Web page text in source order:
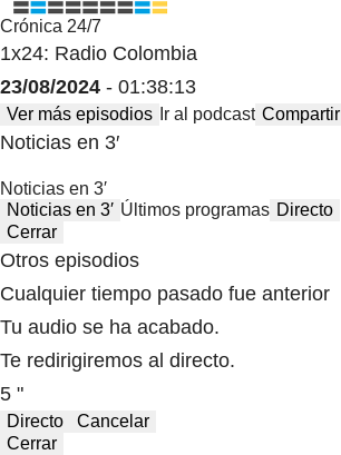
Crónica 24/7
1x24: Radio Colombia
23/08/2024 - 01:38:13
Ver más episodios Ir al podcast Compartir
Noticias en 3′
Noticias en 3′
Noticias en 3′ Últimos programas Directo
Cerrar
Otros episodios
Cualquier tiempo pasado fue anterior
Tu audio se ha acabado.
Te redirigiremos al directo.
5 "
Directo
Cancelar
Cerrar